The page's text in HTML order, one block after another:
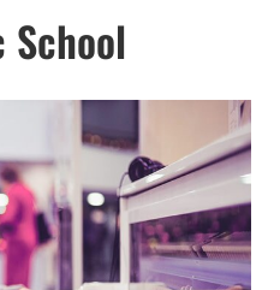
School